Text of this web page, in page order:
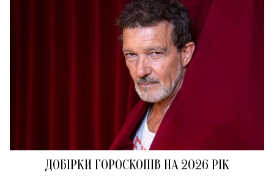
ДОБІРКИ ГОРОСКОПІВ НА 2026 РІК